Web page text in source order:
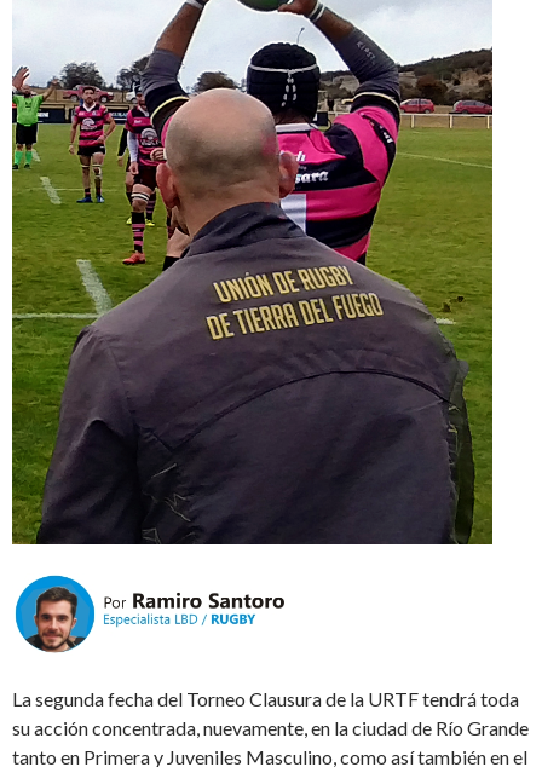
La segunda fecha del Torneo Clausura de la URTF tendrá toda
su acción concentrada, nuevamente, en la ciudad de Río Grande
tanto en Primera y Juveniles Masculino, como así también en el